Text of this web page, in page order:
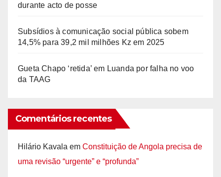
durante acto de posse
Subsídios à comunicação social pública sobem
14,5% para 39,2 mil milhões Kz em 2025
Gueta Chapo ‘retida’ em Luanda por falha no voo
da TAAG
Comentários recentes
Hilário Kavala em Constituição de Angola precisa de
uma revisão “urgente” e “profunda”